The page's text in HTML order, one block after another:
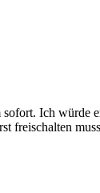
Ich würde
freischalten